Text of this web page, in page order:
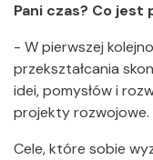
Pani czas? Co
- W pierwszej
przekształcania
idei, pomysłów i
projekty rozwojowe.
Cele, które sobie